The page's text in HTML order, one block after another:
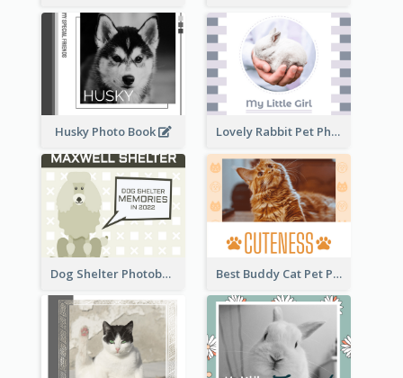
Husky Photo Book Lovely Rabbit Pet Photo Book
Dog Shelter Photobook Diagram Best Buddy Cat Pet Photo Book